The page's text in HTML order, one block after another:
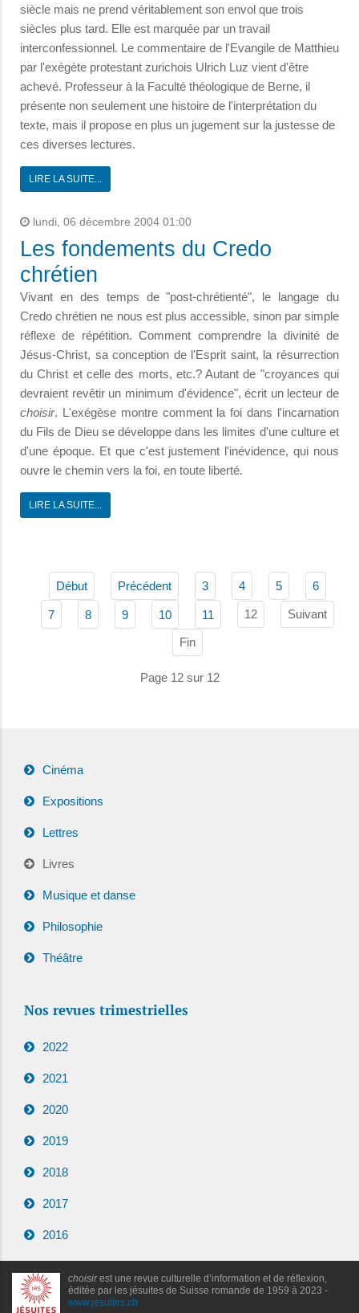
siècle mais ne prend véritablement son envol que trois
siècles plus tard. Elle est marquée par un travail
interconfessionnel. Le commentaire de l'Evangile de Matthieu
par l'exégète protestant zurichois Ulrich Luz vient d'être
achevé. Professeur à la Faculté théologique de Berne, il
présente non seulement une histoire de l'interprétation du
texte, mais il propose en plus un jugement sur la justesse de
ces diverses lectures.
LIRE LA SUITE...
lundi, 06 décembre 2004 01:00
Les fondements du Credo
chrétien
Vivant en des temps de "post-chrétienté", le langage du
Credo chrétien ne nous est plus accessible, sinon par simple
réflexe de répétition. Comment comprendre la divinité de
Jésus-Christ, sa conception de l'Esprit saint, la résurrection
du Christ et celle des morts, etc.? Autant de "croyances qui
devraient revêtir un minimum d'évidence", écrit un lecteur de
choisir. L'exégèse montre comment la foi dans l'incarnation
du Fils de Dieu se développe dans les limites d'une culture et
d'une époque. Et que c'est justement l'inévidence, qui nous
ouvre le chemin vers la foi, en toute liberté.
LIRE LA SUITE...
Début Précédent 3 4 5 6
7 8 9 10 11 12 Suivant
Fin
Page 12 sur 12
Cinéma
Expositions
Lettres
Livres
Musique et danse
Philosophie
Théâtre
Nos revues trimestrielles
2022
2021
2020
2019
2018
2017
2016
choisirest une revue culturelle d’information et de réflexion,
éditée par les jésuites de Suisse romande de 1959 à 2023 -
www.jesuites.ch